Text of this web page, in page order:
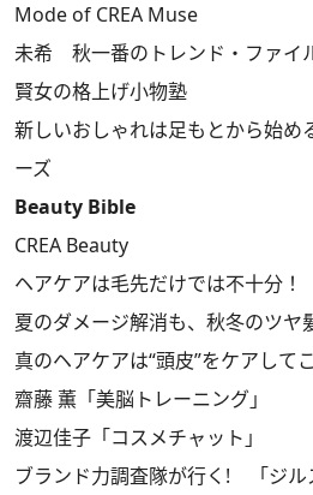
Mode of CREA Muse
未希 秋一番のトレンド・ファイ
賢女の格上げ小物塾
新しいおしゃれは足もとから始
ーズ
Beauty Bible
CREA Beauty
ヘアケアは毛先だけでは不十分！
夏のダメージ解消も、秋冬のツヤ
真のヘアケアは“頭皮”をケアして
齋藤 薫「美脳トレーニング」
渡辺佳子「コスメチャット」
ブランド力調査隊が行く! 「ジル